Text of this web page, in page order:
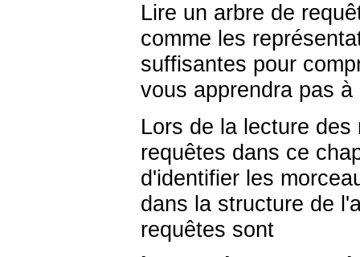
Lire un arbre de
comme les
suffisantes pour
vous apprendra pas à
Lors de la lecture
requêtes dans ce
d'identifier les
dans la structure de
requêtes sont